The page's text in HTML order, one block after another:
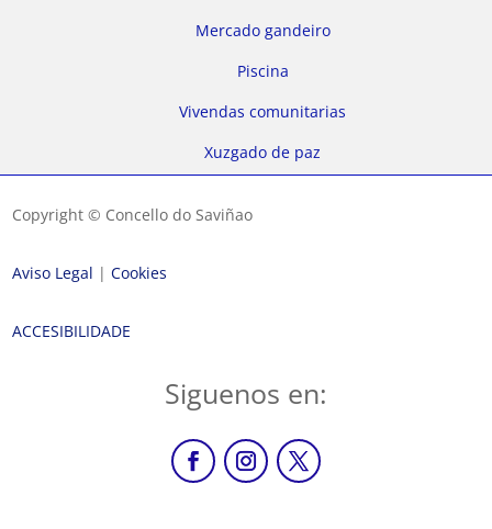
Mercado gandeiro
Piscina
Vivendas comunitarias
Xuzgado de paz
Copyright © Concello do Saviñao
Aviso Legal |Cookies
ACCESIBILIDADE
Siguenos en: